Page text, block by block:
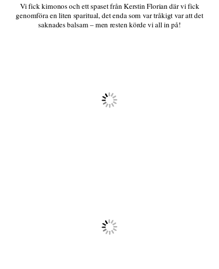
Vi fick kimonos och ett spaset från Kerstin Florian där vi fick
genomföra en liten sparitual, det enda som var tråkigt var att det
saknades balsam – men resten körde vi all in på!